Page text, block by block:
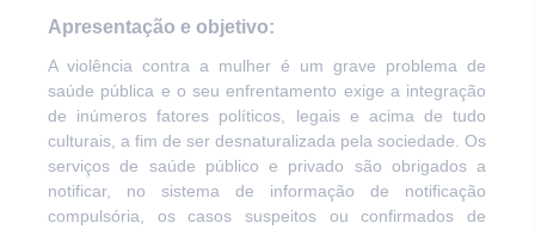
Apresentação e objetivo:
A violência contra a mulher é um grave problema de
saúde pública e o seu enfrentamento exige a integração
de inúmeros fatores políticos, legais e acima de tudo
culturais, a fim de ser desnaturalizada pela sociedade. Os
serviços de saúde público e privado são obrigados a
notificar, no sistema de informação de notificação
compulsória, os casos suspeitos ou confirmados de